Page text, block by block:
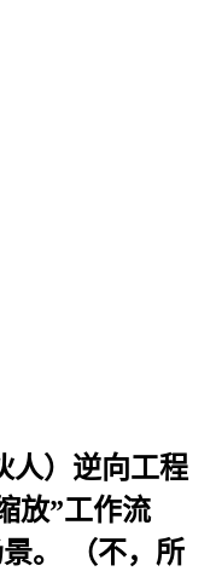
人）逆向工程
放”工作流
。 （不，所